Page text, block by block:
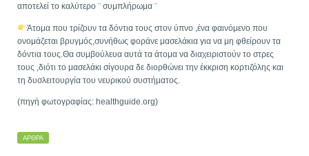
αποτελεί το καλύτερο ¨ συμπλήρωμα ¨
Άτομα που τρίζουν τα δόντια τους στον ύπνο ,ένα φαινόμενο που
ονομάζεται βρυγμός,συνήθως φοράνε μασελάκια για να μη φθείρουν τα
δόντια τους.Θα συμβούλευα αυτά τα άτομα να διαχειριστούν το στρες
τους ,διότι το μασελάκι σίγουρα δε διορθώνει την έκκριση κορτιζόλης και
τη δυσλειτουργία του νευρικού συστήματος.
(πηγή φωτογραφίας: healthguide.org)
ΆΡΘΡΑ